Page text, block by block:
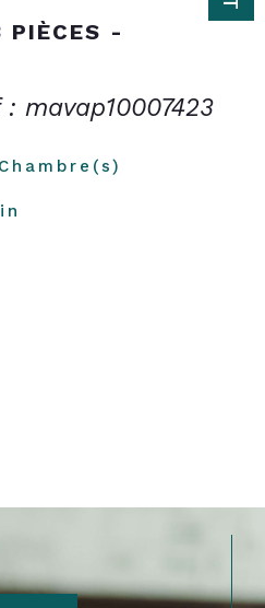
PIÈCES -
mavap10007423
Chambre(s)